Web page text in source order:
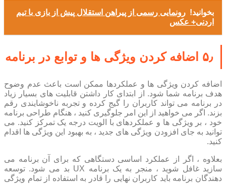
بخوانید! رونمایی رسمی از پیراهن استقلال پیش از بازی با تیم
اردنی+ عکس
۵٫ اضافه کردن ویژگی ها و توابع در برنامه
اضافه کردن ویژگی ها و عملکردها ممکن است باعث عدم وضوح
هدف برنامه شما شود. از ابتدای کار داشتن قابلیت های بسیار زیاد
در برنامه می تواند کاربران را گیج کرده و تجربه ناخوشایندی رقم
بزند. اگر می خواهید از این امر جلوگیری کنید ، هنگام طراحی برنامه
خود ، بر ویژگی ها و عملکردهای با الویت درجه یک تمرکز کنید. می
توانید به جای افزودن ویژگی های جدید ، به بهبود این ویژگی ها اقدام
کنید.
بعلاوه ، اگر از عملکرد اساسی دستگاهی که برای آن برنامه می
سازید غافل شوید ، منجر به یک برنامه UX بد می شود. توسعه
دهندگان برنامه باید کاربران نهایی را قادر به استفاده از تمام ویژگی